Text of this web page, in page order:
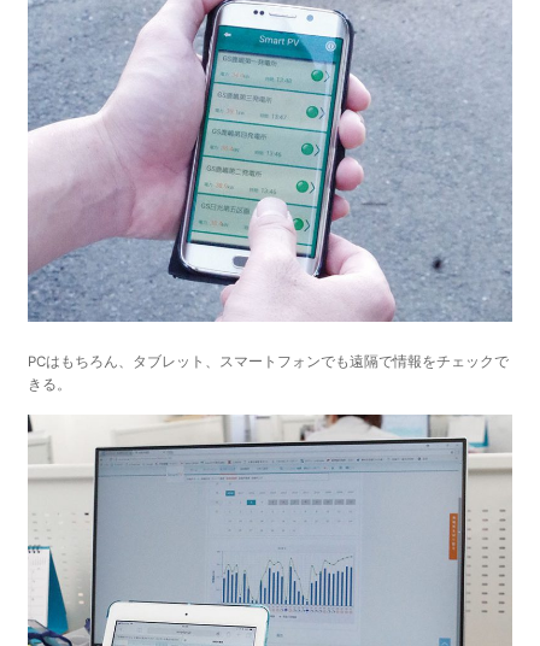
PCはもちろん、タブレット、スマートフォンでも遠隔で情報をチェックで
きる。